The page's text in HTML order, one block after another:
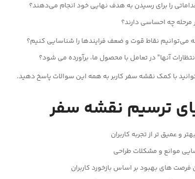
را برای رسیدن به هدف نهایی خود انجام می‌دهند؟
مرحله چه احساسی دارند؟
می‌توانیم نقاط قوت و ضعف فرایندها را شناسایی کنیم؟
آنها” در تعامل با محصول ما، برآورده می شود؟
با کمک نقشه سفر کاربر به همه این سوالات پاسخ دهید.
ترسیم نقشه سفر
و عمیق تر از تجربه کاربران
موانع و مشکلات طراحی
فرصت های بهبود بر اساس بازخورد کاربران